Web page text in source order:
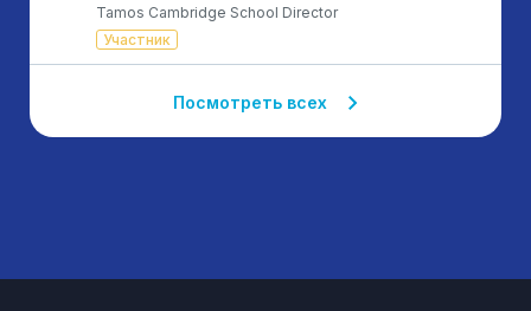
Tamos Cambridge School Director
Участник
Посмотреть всех